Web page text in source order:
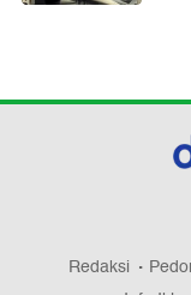
Redaksi